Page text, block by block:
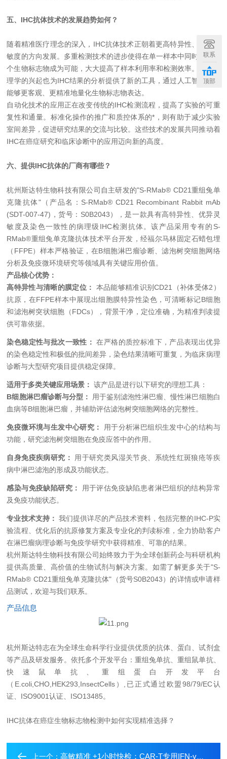
五、IHC抗体技术的发展趋势如何？
随着精准医疗理念的深入， IHC抗体技术正朝着更高特异性、更高灵
敏度的方向发展。多重检测技术的进步使得在单一样本中同时检测多
个生物标志物成为可能，大大提高了样本利用率和检测效率。计算病
理学的兴起也为IHC结果的分析提供了新的工具，通过人工智能算法
能够更客观、更精准地量化生物标志物表达。
自动化技术的应用正在改变传统的IHC检测流程，提高了实验的可重
复性和通量。标准化操作的推广和质控体系的*，则有助于减少实验
室间差异，促进研究结果的交流与比较。这些技术的发展共同推动着
IHC在癌症研究和临床诊断中的应用迈向新的高度。
六、提供IHC抗体的厂商有哪些？
杭州斯达特生物科技有限公司自主研发的"S-RMab® CD21重组兔单
克隆抗体"（产品名： S-RMab® CD21 Recombinant Rabbit mAb
(SDT-007-47) ，货号： S0B2043），是一款具有高特异性、优异灵
敏度及染色一致性的病理级 IHC检测抗体。该产品采用专有的 S-
RMab®重组兔单克隆抗体技术平台开发，经福尔马林固定石蜡包埋
（ FFPE）样本严格验证，在B细胞淋巴瘤诊断、滤泡树突细胞网络
分析及免疫微环境研究等领域具有关键应用价值。
产品核心优势：
高特异性与清晰的膜定位：
本品能够精准识别CD21 （补体受体2 ）
抗原，在FFPE样本中展现出细胞膜特异性染色，可清晰标记B细胞
和滤泡树突状细胞（FDCs），背景干净，定位准确，为精准判读提
供可靠依据。
染色稳定性与批次一致性： 在严格的质控标准下，产品表现出优异
的染色稳定性和极低的批间差异，染色结果清晰可重复，为临床病理
诊断与大型研究项目提供稳定保障。
适用于多类关键应用场景： 该产品是进行以下研究的理想工具：
B细胞淋巴瘤诊断与分型：
用于鉴别滤泡性淋巴瘤、慢性淋巴细胞白
血病等B细胞淋巴瘤，并辅助评估滤泡树突细胞网络的完整性。
免疫微环境与生发中心研究：
用于分析淋巴组织生发中心的结构与
功能，研究滤泡树突细胞在免疫应答中的作用。
自身免疫疾病研究：
用于研究类风湿关节炎、系统性红斑狼疮等疾
病中淋巴滤泡的形成及功能状态。
感染与免疫缺陷研究：
用于评估免疫缺陷患者淋巴组织的结构异常
及免疫功能状态。
专业技术支持： 我们提供详尽的产品技术资料，包括完整的IHC-P实
验流程、优化后的抗原修复方案及专业化的判读标准，全力协助客户
在淋巴瘤病理诊断与免疫学研究中获得精准、可靠的结果。
杭州斯达特生物科技有限公司始终致力于为全球创新药企与科研机构
提供高质量、高价值的生物试剂与解决方案。如需了解更多关于"S-
RMab® CD21重组兔单克隆抗体" （货号S0B2043）的详情或申请样
品测试，欢迎与我们联系。
产品信息
杭州斯达特志在为全球生命科学行业提供优质的抗体、蛋白、试剂盒
等产品及研发服务。依托多个开发平台：重组兔单抗、重组鼠单抗、
快速鼠单抗、重组蛋白开发平台
（E.coli,CHO,HEK293,InsectCells）,已正式通过欧盟98/79/EC认
证、ISO9001认证、ISO13485。
IHC抗体在癌症生物标志物检测中如何实现精准选择？
上一个：高敏精准 +1小时快检：CAR-T专用IFN-γ检测试剂盒重磅上市
联系
顶部